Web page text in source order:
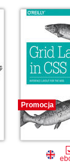
Promocja